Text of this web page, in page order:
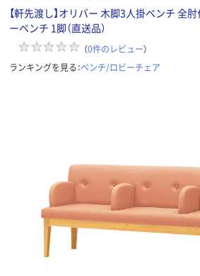
【軒先渡し】オリバー 木脚3人掛ベンチ 全
ーベンチ 1脚（直送品）
（0件のレビュー）
ランキングを見る：ベンチ/ロビーチェア